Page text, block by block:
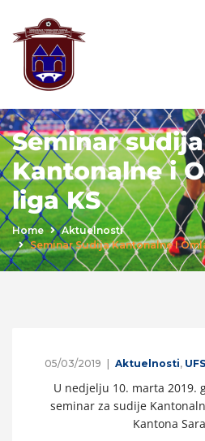
Seminar sudija
Kantonalne i
liga KS
Home
Aktuelnosti
Seminar Sudija Kantonalne I
05/03/2019 Aktuelnosti,
U nedjelju 10. marta 2019.
seminar za sudije
Kantona